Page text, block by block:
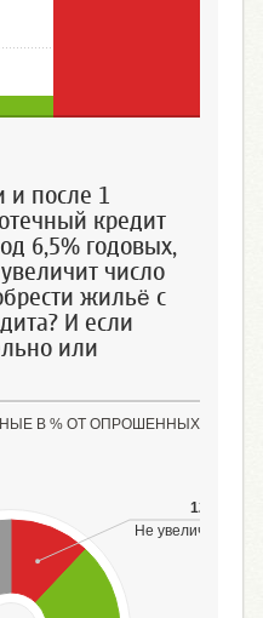
и после 1
кредит
6,5% годовых,
число
жильё с
И если
или
В % ОТ ОПРОШЕННЫХ
12%
Не увеличит